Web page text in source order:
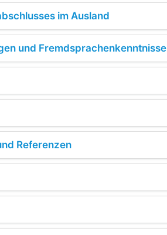
im Ausland
und Fremdsprachenkenntnisse
Referenzen